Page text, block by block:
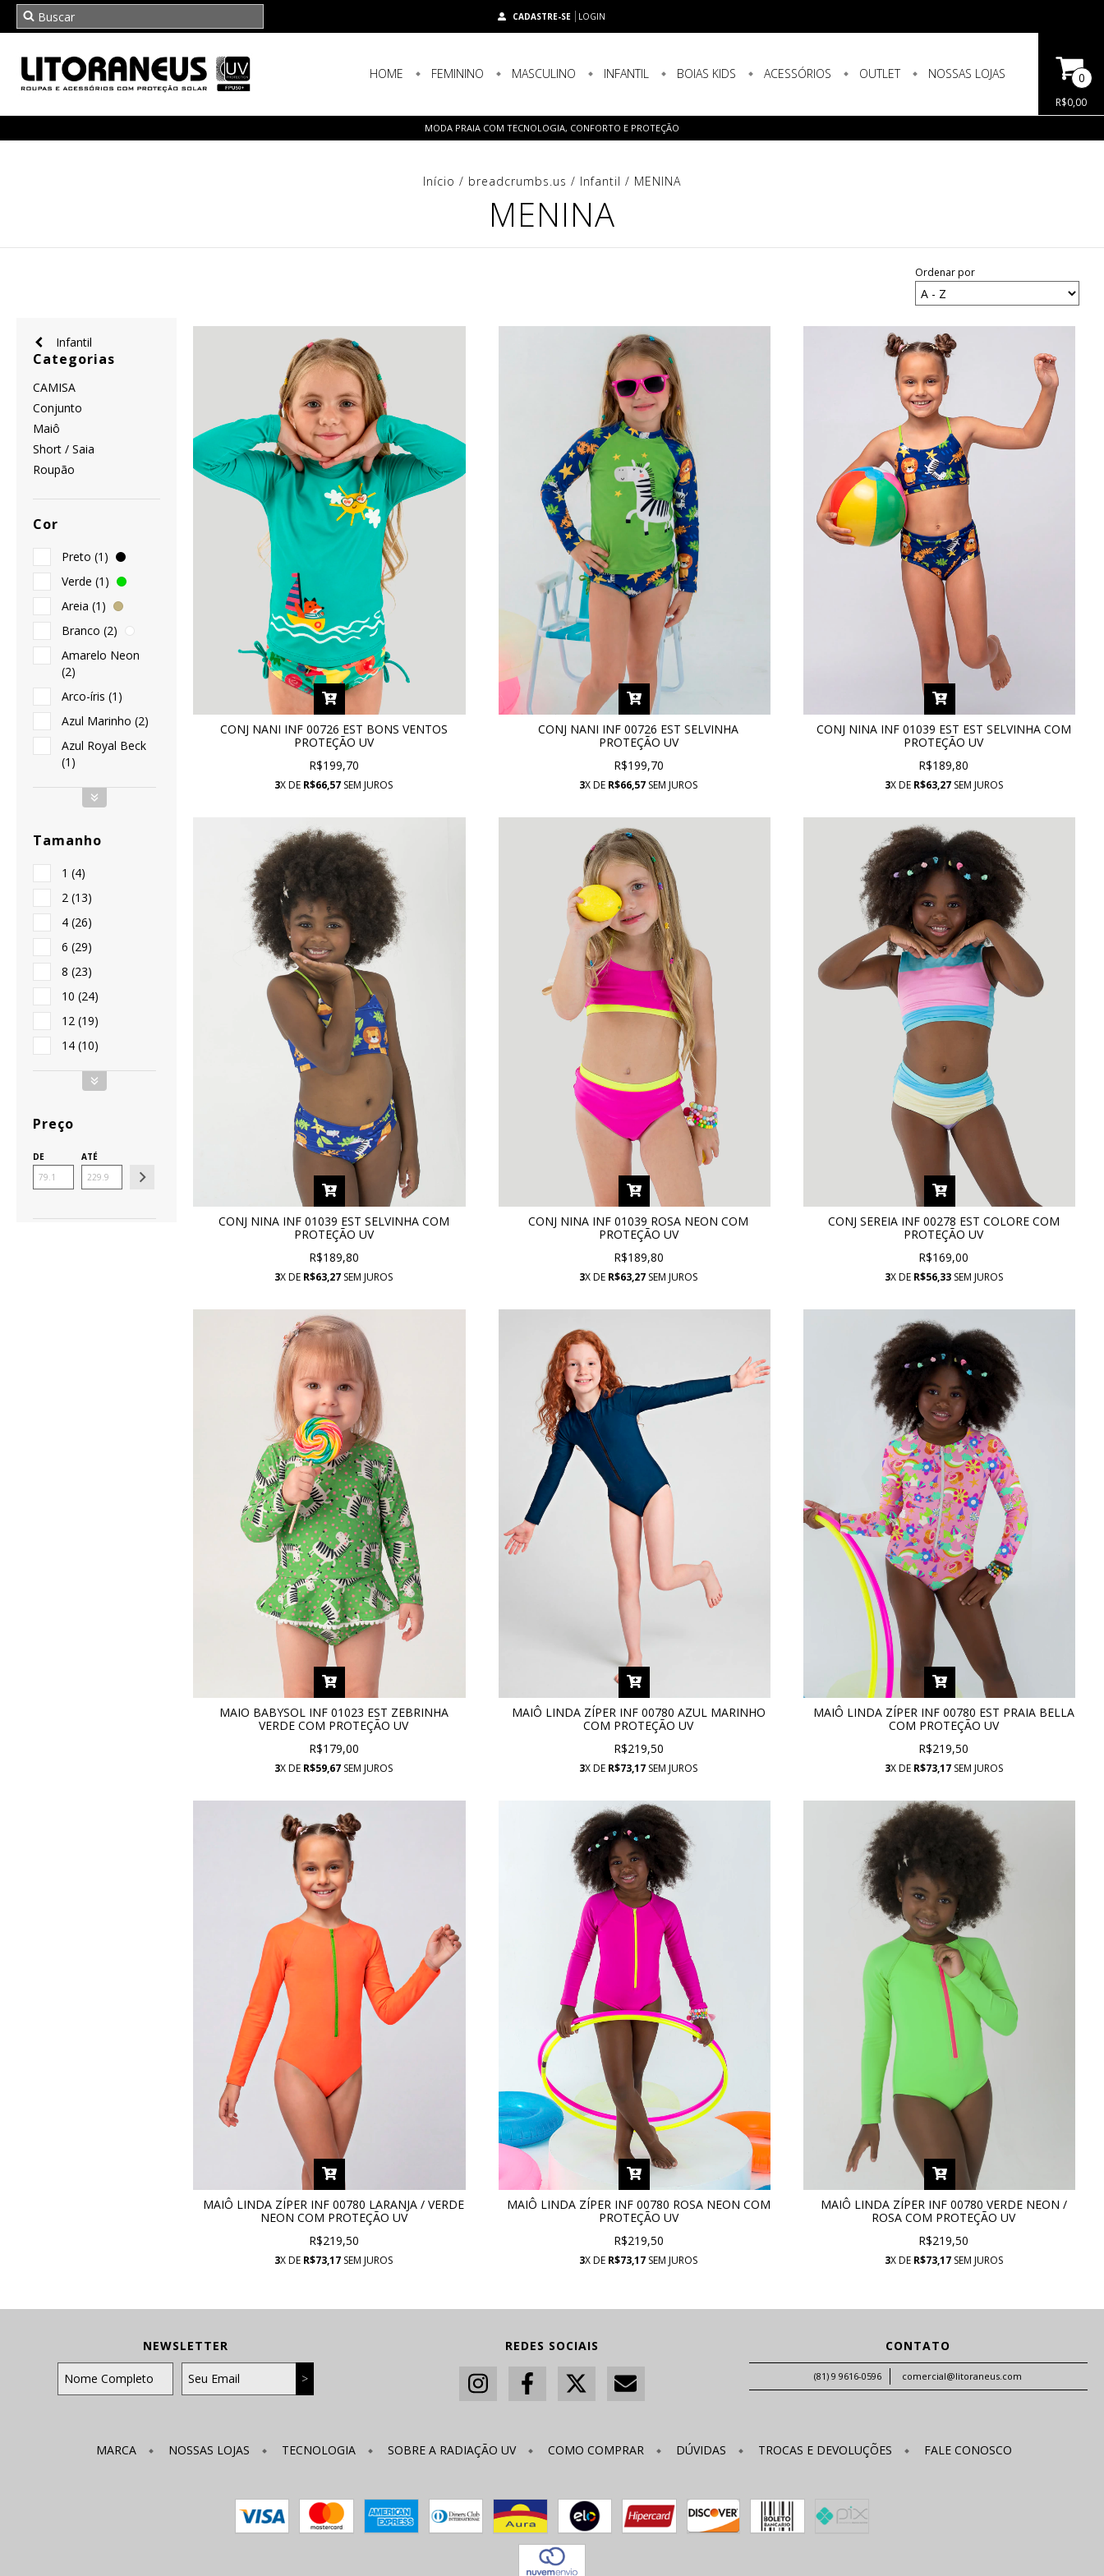
CADASTRE-SE LOGIN
HOME FEMININO MASCULINO INFANTIL BOIAS KIDS ACESSÓRIOS OUTLET NOSSAS LOJAS 0
R$0,00
MODA PRAIA COM TECNOLOGIA, CONFORTO E PROTEÇÃO
Início / breadcrumbs.us / Infantil / MENINA
MENINA
Ordenar por
Infantil
Categorias
CAMISA
Conjunto
Maiô
Short / Saia
Roupão
Cor
Preto (1)
Verde (1)
Areia (1)
Branco (2)
Amarelo Neon
(2)
Arco-íris (1)
Azul Marinho (2)
Azul Royal Beck
(1)
Tamanho
1 (4)
2 (13)
4 (26)
6 (29)
8 (23)
10 (24)
12 (19)
14 (10)
Preço
DE ATÉ
CONJ NANI INF 00726 EST BONS VENTOS
PROTEÇÃO UV
R$199,70
3X DE R$66,57 SEM JUROS
CONJ NANI INF 00726 EST SELVINHA
PROTEÇÃO UV
R$199,70
3X DE R$66,57 SEM JUROS
CONJ NINA INF 01039 EST EST SELVINHA COM
PROTEÇÃO UV
R$189,80
3X DE R$63,27SEM JUROS
CONJ NINA INF 01039 EST SELVINHA COM
PROTEÇÃO UV
R$189,80
3X DE R$63,27 SEM JUROS
CONJ NINA INF 01039 ROSA NEON COM
PROTEÇÃO UV
R$189,80
3X DE R$63,27 SEM JUROS
CONJ SEREIA INF 00278 EST COLORE COM
PROTEÇÃO UV
R$169,00
3X DE R$56,33SEM JUROS
MAIO BABYSOL INF 01023 EST ZEBRINHA
VERDE COM PROTEÇÃO UV
R$179,00
3X DE R$59,67 SEM JUROS
MAIÔ LINDA ZÍPER INF 00780 AZUL MARINHO
COM PROTEÇÃO UV
R$219,50
3X DE R$73,17 SEM JUROS
MAIÔ LINDA ZÍPER INF 00780 EST PRAIA BELLA
COM PROTEÇÃO UV
R$219,50
3X DE R$73,17SEM JUROS
MAIÔ LINDA ZÍPER INF 00780 LARANJA / VERDE
NEON COM PROTEÇÃO UV
R$219,50
3X DE R$73,17 SEM JUROS
MAIÔ LINDA ZÍPER INF 00780 ROSA NEON COM
PROTEÇÃO UV
R$219,50
3X DE R$73,17 SEM JUROS
MAIÔ LINDA ZÍPER INF 00780 VERDE NEON /
ROSA COM PROTEÇÃO UV
R$219,50
3X DE R$73,17SEM JUROS
NEWSLETTER REDES SOCIAIS CONTATO
(81) 9 9616-0596 comercial@litoraneus.com
MARCA NOSSAS LOJAS TECNOLOGIA SOBRE A RADIAÇÃO UV COMO COMPRAR DÚVIDAS TROCAS E DEVOLUÇÕES FALE CONOSCO